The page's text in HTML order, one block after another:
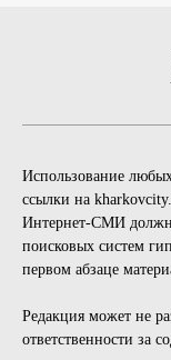
Использование
ссылки на
Интернет-СМИ
поисковых систем
первом абзаце
Редакция может не
ответственности за